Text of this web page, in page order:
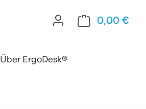
0,00 €
Über ErgoDesk®